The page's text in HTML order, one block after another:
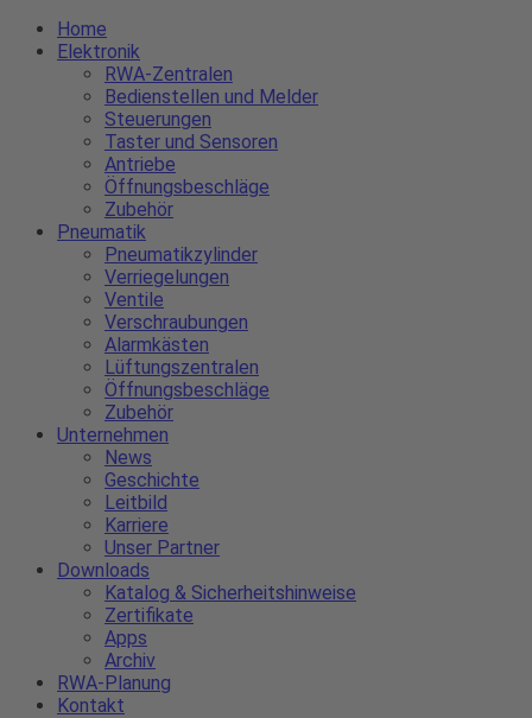
Home
Elektronik
RWA-Zentralen
Bedienstellen und Melder
Steuerungen
Taster und Sensoren
Antriebe
Öffnungsbeschläge
Zubehör
Pneumatik
Pneumatikzylinder
Verriegelungen
Ventile
Verschraubungen
Alarmkästen
Lüftungszentralen
Öffnungsbeschläge
Zubehör
Unternehmen
News
Geschichte
Leitbild
Karriere
Unser Partner
Downloads
Katalog & Sicherheitshinweise
Zertifikate
Apps
Archiv
RWA-Planung
Kontakt